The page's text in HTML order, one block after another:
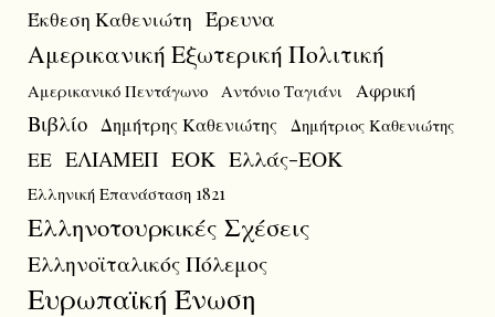
Έκθεση Καθενιώτη Έρευνα
Αμερικανική Εξωτερική Πολιτική
Αμερικανικό Πεντάγωνο Αντόνιο Ταγιάνι Αφρική
Βιβλίο Δημήτρης Καθενιώτης Δημήτριος Καθενιώτης
ΕΕ ΕΛΙΑΜΕΠ ΕΟΚ Ελλάς-ΕΟΚ
Ελληνική Επανάσταση 1821
Ελληνοτουρκικές Σχέσεις
Ελληνοϊταλικός Πόλεμος
Ευρωπαϊκή Ένωση